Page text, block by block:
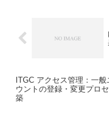
ITGC アクセス管理：一般
ウントの登録・変更プロ
築